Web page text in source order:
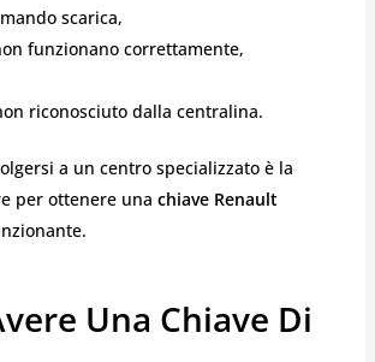
scarica,
funzionano correttamente,
riconosciuto dalla centralina.
a un centro specializzato è la
per ottenere una chiave Renault
Una Chiave Di